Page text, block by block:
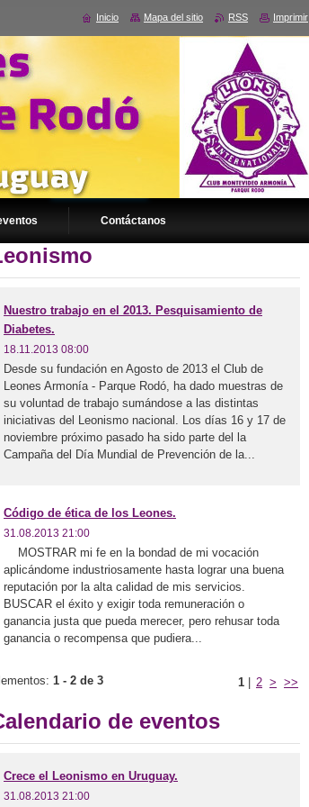
Contáctanos
Nuestro trabajo en el 2013. Pesquisamiento de
Diabetes.
18.11.2013 08:00
Desde su fundación en Agosto de 2013 el Club de
Leones Armonía - Parque Rodó, ha dado muestras de
su voluntad de trabajo sumándose a las distintas
iniciativas del Leonismo nacional. Los días 16 y 17 de
noviembre próximo pasado ha sido parte del la
Campaña del Día Mundial de Prevención de la...
Código de ética de los Leones.
31.08.2013 21:00
MOSTRAR mi fe en la bondad de mi vocación
aplicándome industriosamente hasta lograr una buena
reputación por la alta calidad de mis servicios.
BUSCAR el éxito y exigir toda remuneración o
ganancia justa que pueda merecer, pero rehusar toda
ganancia o recompensa que pudiera...
1 - 2 de 3 1 2 > >>
de eventos
Crece el Leonismo en Uruguay.
31.08.2013 21:00
Inicio Mapa del sitio RSS Imprimir